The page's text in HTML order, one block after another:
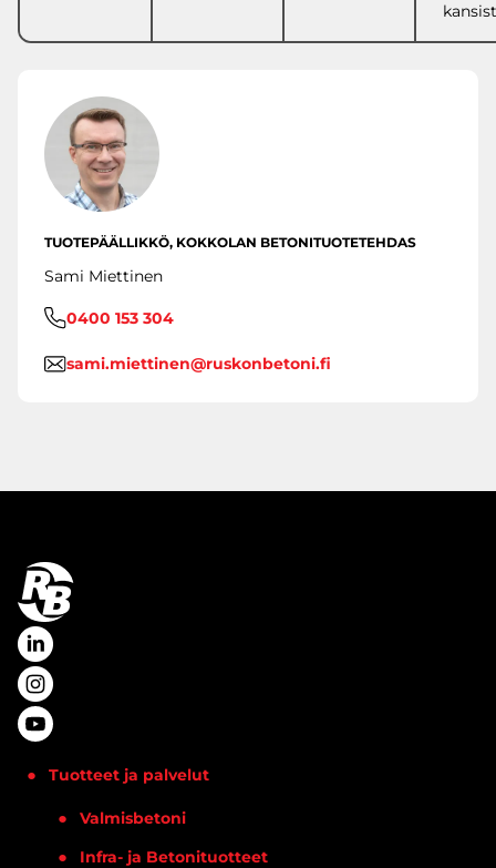
TUOTEPÄÄLLIKKÖ, KOKKOLAN BETONITUOTETEHDAS
Sami Miettinen
0400 153 304
sami.miettinen@ruskonbetoni.fi
Tuotteet ja palvelut
Valmisbetoni
Infra- ja Betonituotteet